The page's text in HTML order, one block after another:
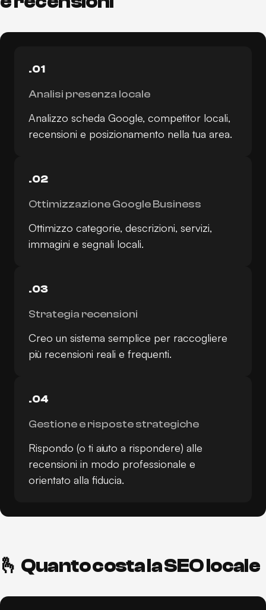
.01
Analisi presenza locale
Analizzo scheda Google, competitor locali,
recensioni e posizionamento nella tua area.
.02
Ottimizzazione Google Business
Ottimizzo categorie, descrizioni, servizi,
immagini e segnali locali.
.03
Strategia recensioni
Creo un sistema semplice per raccogliere
più recensioni reali e frequenti.
.04
Gestione e risposte strategiche
Rispondo (o ti aiuto a rispondere) alle
recensioni in modo professionale e
orientato alla fiducia.
🫰 Quanto costa la SEO locale